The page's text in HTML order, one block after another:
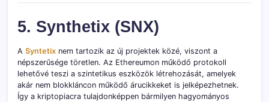
5. Synthetix (SNX)
A Syntetix nem tartozik az új projektek közé, viszont a
népszerűsége töretlen. Az Ethereumon működő protokoll
lehetővé teszi a szintetikus eszközök létrehozását, amelyek
akár nem blokkláncon működő árucikkeket is jelképezhetnek.
Így a kriptopiacra tulajdonképpen bármilyen hagyományos